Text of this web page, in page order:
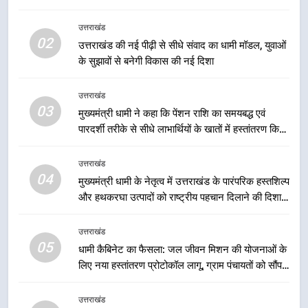
02
उत्तराखंड
उत्तराखंड की नई पीढ़ी से सीधे संवाद का धामी मॉडल, युवाओं
के सुझावों से बनेगी विकास की नई दिशा
03
उत्तराखंड
मुख्यमंत्री धामी ने कहा कि पेंशन राशि का समयबद्ध एवं
पारदर्शी तरीके से सीधे लाभार्थियों के खातों में हस्तांतरण किया
लाभ मिल रहा है
04
उत्तराखंड
मुख्यमंत्री धामी के नेतृत्व में उत्तराखंड के पारंपरिक हस्तशिल्प
और हथकरघा उत्पादों को राष्ट्रीय पहचान दिलाने की दिशा में
05
उत्तराखंड
धामी कैबिनेट का फैसला: जल जीवन मिशन की योजनाओं के
लिए नया हस्तांतरण प्रोटोकॉल लागू, ग्राम पंचायतों को सौंपने
उत्तराखंड
उत्तराखंड
धामी मॉडल, युवाओं के सुझावों से बनेगी
विकास की नई दिशा
उत्तराखंड
3
मुख्यमंत्री धामी ने कहा कि पेंशन राशि का
समयबद्ध एवं पारदर्शी तरीके से सीधे
योजनाओं का सीधे लाभ मिल रहा है
मुख्यमंत्री धामी के नेतृत्व में उत्तराखंड के